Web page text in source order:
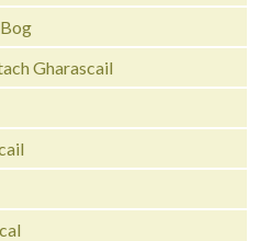
Gharascail